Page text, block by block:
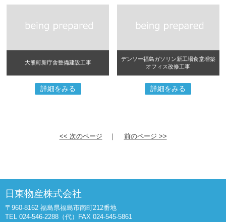
大熊町新庁舎整備建設工事
詳細をみる
デンソー福島ガソリン新工場食堂増築
オフィス改修工事
詳細をみる
<< 次のページ ｜ 前のページ >>
日東物産株式会社
〒960-8162 福島県福島市南町212番地
TEL 024-546-2288（代）FAX 024-545-5861